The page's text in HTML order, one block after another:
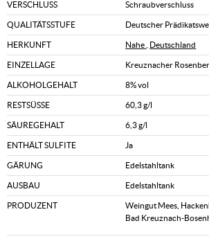
VERSCHLUSS Schraubverschluss
QUALITÄTSSTUFE Deutscher
HERKUNFT Nahe Deutschland
EINZELLAGE Kreuznacher
ALKOHOLGEHALT 8% vol
RESTSÜSSE 60,3 g/l
SÄUREGEHALT 6,3 g/l
ENTHÄLT SULFITE Ja
GÄRUNG Edelstahltank
AUSBAU Edelstahltank
PRODUZENT
Weingut Mees,
Bad Kreuznach-